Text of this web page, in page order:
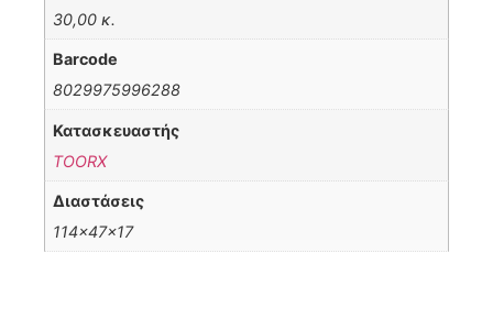
30,00 κ.
Barcode
8029975996288
Κατασκευαστής
TOORX
Διαστάσεις
114x47x17